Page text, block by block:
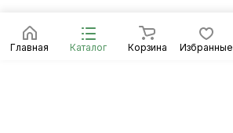
Главная Каталог Корзина Избранные